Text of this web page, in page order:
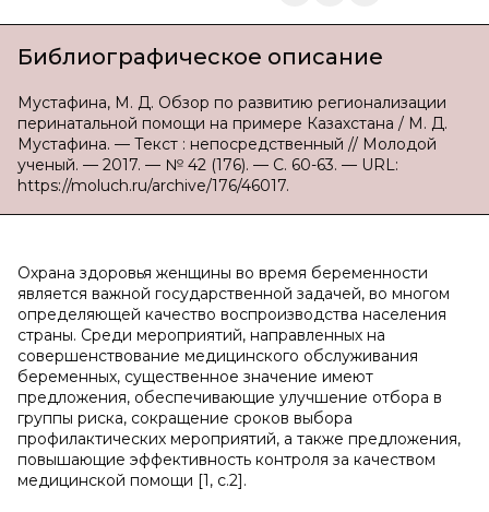
Библиографическое описание
Мустафина, М. Д. Обзор по развитию регионализации
перинатальной помощи на примере Казахстана / М. Д.
Мустафина. — Текст : непосредственный // Молодой
ученый. — 2017. — № 42 (176). — С. 60-63. — URL:
https://moluch.ru/archive/176/46017.
Охрана здоровья женщины во время беременности
является важной государственной задачей, во многом
определяющей качество воспроизводства населения
страны. Среди мероприятий, направленных на
совершенствование медицинского обслуживания
беременных, существенное значение имеют
предложения, обеспечивающие улучшение отбора в
группы риска, сокращение сроков выбора
профилактических мероприятий, а также предложения,
повышающие эффективность контроля за качеством
медицинской помощи [1, с.2].